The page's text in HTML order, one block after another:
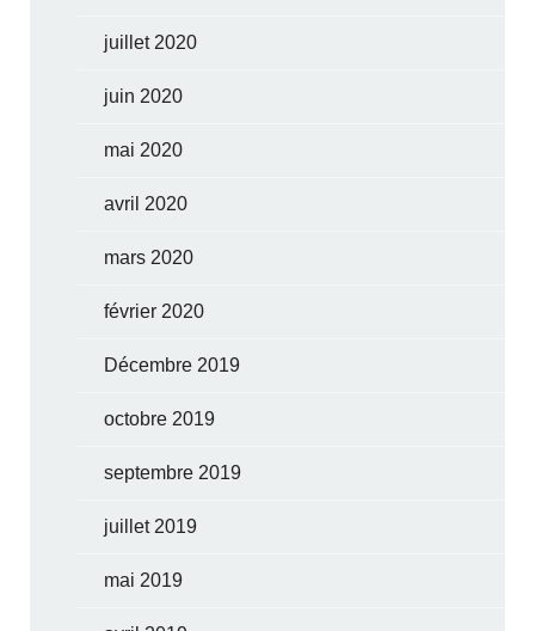
juillet 2020
juin 2020
mai 2020
avril 2020
mars 2020
février 2020
Décembre 2019
octobre 2019
septembre 2019
juillet 2019
mai 2019